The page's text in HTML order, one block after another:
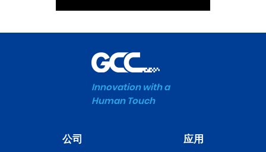
Innovation with a
Human Touch
公司 应用